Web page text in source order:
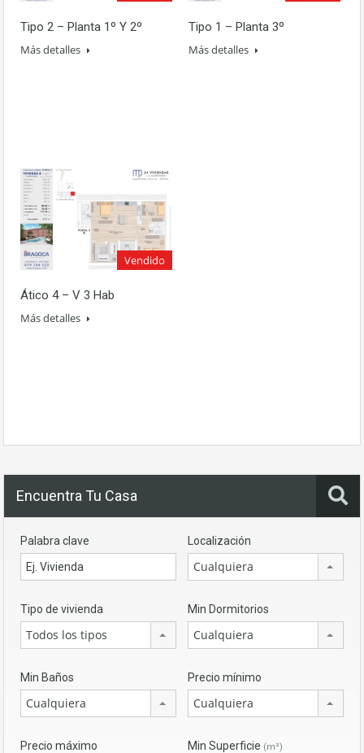
Tipo 2 – Planta 1º Y 2º
Más detalles
Tipo 1 – Planta 3º
Más detalles
Vendido
Ático 4 – V 3 Hab
Más detalles
Encuentra Tu Casa
Palabra clave Localización
Cualquiera
Tipo de vivienda
Todos los tipos
Min Dormitorios
Cualquiera
Min Baños
Cualquiera
Precio mínimo
Cualquiera
Precio máximo Min Superficie (m²)